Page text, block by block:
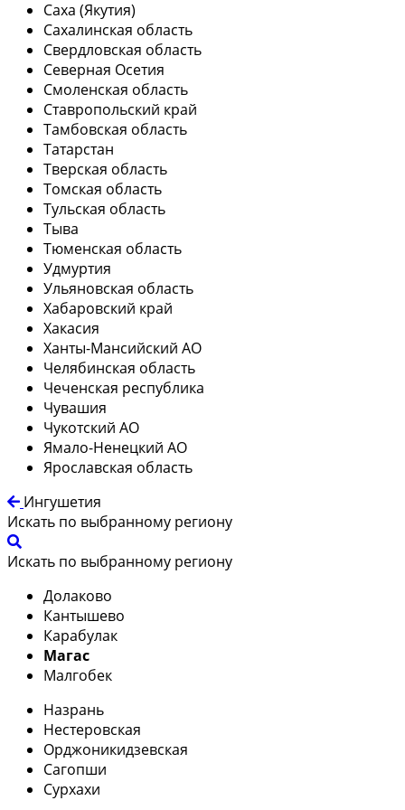
Саха (Якутия)
Сахалинская область
Свердловская область
Северная Осетия
Смоленская область
Ставропольский край
Тамбовская область
Татарстан
Тверская область
Томская область
Тульская область
Тыва
Тюменская область
Удмуртия
Ульяновская область
Хабаровский край
Хакасия
Ханты-Мансийский АО
Челябинская область
Чеченская республика
Чувашия
Чукотский АО
Ямало-Ненецкий АО
Ярославская область
Ингушетия
Искать по выбранному региону
Искать по выбранному региону
Долаково
Кантышево
Карабулак
Магас
Малгобек
Назрань
Нестеровская
Орджоникидзевская
Сагопши
Сурхахи